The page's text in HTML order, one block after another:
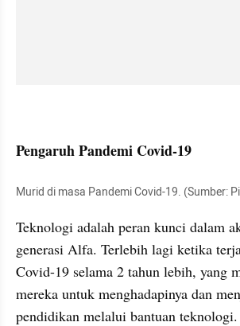
Pengaruh Pandemi Covid-19
Murid di masa Pandemi Covid-19. (Sumber:
Teknologi adalah peran kunci dalam
generasi Alfa. Terlebih lagi ketika
Covid-19 selama 2 tahun lebih, yang
mereka untuk menghadapinya dan
pendidikan melalui bantuan